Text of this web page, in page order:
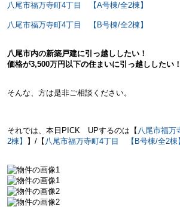
八尾市福万寺町4丁目 【A号棟/全2棟】
八尾市福万寺町4丁目 【B号棟/全2棟】
八尾市内の新築戸建に引っ越ししたい！
価格が3,500万円以下の住まいに引っ越ししたい！
そんな、方は是非ご相談ください。
それでは、本日PICK UPするのは【 八尾市福
2棟】
】/【 八尾市福万寺町4丁目 【B号棟/全2棟